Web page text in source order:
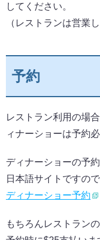
してください。
（レストランは営業
予約
レストラン利用の場
ィナーショーは予約必
ディナーショーの予
日本語サイトですの
ディナーショー予約
もちろんレストラン